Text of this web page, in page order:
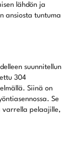
lähdön ja
ansiosta tuntuma
suunnitellun
304
Siinä on
Se
varrella pelaajille,